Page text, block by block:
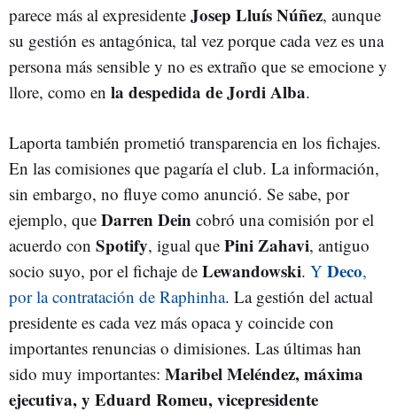
parece más al expresidente Josep Lluís Núñez, aunque
su gestión es antagónica, tal vez porque cada vez es una
persona más sensible y no es extraño que se emocione y
llore, como en la despedida de Jordi Alba.
Laporta también prometió transparencia en los fichajes.
En las comisiones que pagaría el club. La información,
sin embargo, no fluye como anunció. Se sabe, por
ejemplo, que Darren Dein cobró una comisión por el
acuerdo con Spotify, igual que Pini Zahavi, antiguo
socio suyo, por el fichaje de Lewandowski. Y Deco,
por la contratación de Raphinha. La gestión del actual
presidente es cada vez más opaca y coincide con
importantes renuncias o dimisiones. Las últimas han
sido muy importantes: Maribel Meléndez, máxima
ejecutiva, y Eduard Romeu, vicepresidente